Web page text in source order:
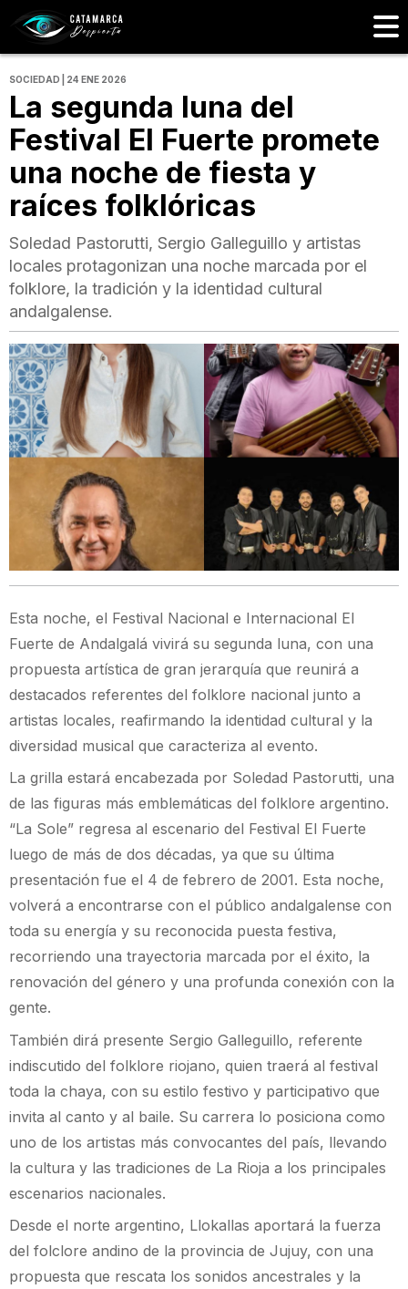
SOCIEDAD | 24 ENE 2026
La segunda luna del
Festival El Fuerte promete
una noche de fiesta y
raíces folklóricas
Soledad Pastorutti, Sergio Galleguillo y artistas
locales protagonizan una noche marcada por el
folklore, la tradición y la identidad cultural
andalgalense.
Esta noche, el Festival Nacional e Internacional El
Fuerte de Andalgalá vivirá su segunda luna, con una
propuesta artística de gran jerarquía que reunirá a
destacados referentes del folklore nacional junto a
artistas locales, reafirmando la identidad cultural y la
diversidad musical que caracteriza al evento.
La grilla estará encabezada por Soledad Pastorutti, una
de las figuras más emblemáticas del folklore argentino.
“La Sole” regresa al escenario del Festival El Fuerte
luego de más de dos décadas, ya que su última
presentación fue el 4 de febrero de 2001. Esta noche,
volverá a encontrarse con el público andalgalense con
toda su energía y su reconocida puesta festiva,
recorriendo una trayectoria marcada por el éxito, la
renovación del género y una profunda conexión con la
gente.
También dirá presente Sergio Galleguillo, referente
indiscutido del folklore riojano, quien traerá al festival
toda la chaya, con su estilo festivo y participativo que
invita al canto y al baile. Su carrera lo posiciona como
uno de los artistas más convocantes del país, llevando
la cultura y las tradiciones de La Rioja a los principales
escenarios nacionales.
Desde el norte argentino, Llokallas aportará la fuerza
del folclore andino de la provincia de Jujuy, con una
propuesta que rescata los sonidos ancestrales y la